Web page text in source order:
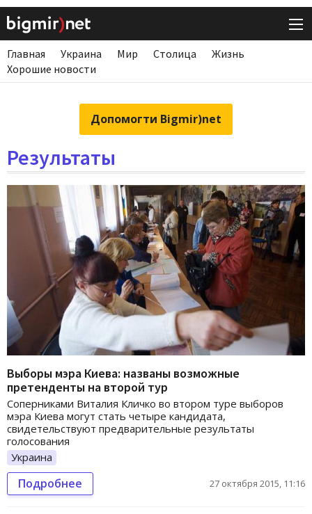
Главная Украина Мир Столица
Жизнь
Хорошие новости
Допомогти Bigmir)net
Результаты
Выборы мэра Киева: названы возможные
претенденты на второй тур
Соперниками Виталия Кличко во втором туре выборов
мэра Киева могут стать четыре кандидата,
свидетельствуют предварительные результаты
голосования
Украина
Подробнее 27 октября 2015, 11:16